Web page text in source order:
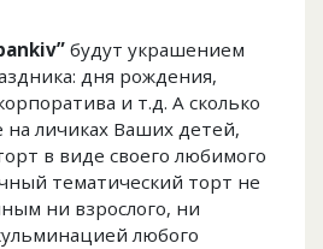
будут украшением
дня рождения,
и т.д. А сколько
личиках Ваших детей,
в виде своего любимого
тематический торт не
ни взрослого, ни
любого